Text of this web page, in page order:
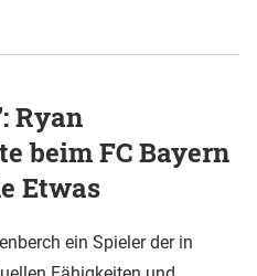
Ryan
beim FC Bayern
Etwas
ein Spieler der in